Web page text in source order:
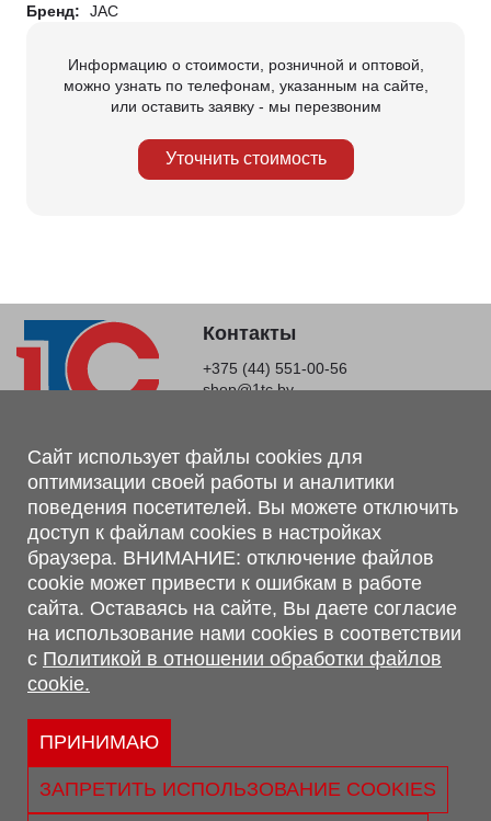
Бренд:
JAC
Информацию о стоимости, розничной и оптовой,
можно узнать по телефонам, указанным на сайте,
или оставить заявку - мы перезвоним
Уточнить стоимость
Контакты
+375 (44) 551-00-56
shop@1tc.by
Магазин, склад
г. Минск, Минский р-н, п. Привольный, ул. Мира, 20А,
223062
г. Брест, ул. Лейтенанта Рябцева, 108 В, 224701
Обращаем Ваше внимание, что вся предоставленная на сайте
информация, касающаяся комплектаций, технических
характеристик, цветовых сочетаний, а также стоимости и
сервисного обслуживания носит информационный характер и
не является публичной офертой, определяемой п.2 ст.407
Гражданского кодекса Республики Беларусь.
Политика обработки персональных данных
Политикой в отношении обработки файлов cookie.
Сайт использует файлы cookies для
оптимизации своей работы и аналитики
поведения посетителей. Вы можете отключить
доступ к файлам cookies в настройках
браузера. ВНИМАНИЕ: отключение файлов
cookie может привести к ошибкам в работе
сайта. Оставаясь на сайте, Вы даете согласие
на использование нами cookies в соответствии
с Политикой в отношении обработки файлов
cookie.
ПРИНИМАЮ
ЗАПРЕТИТЬ ИСПОЛЬЗОВАНИЕ COOKIES